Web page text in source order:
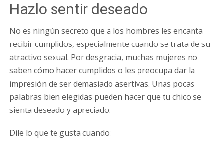
Hazlo sentir deseado
No es ningún secreto que a los hombres les encanta
recibir cumplidos, especialmente cuando se trata de su
atractivo sexual. Por desgracia, muchas mujeres no
saben cómo hacer cumplidos o les preocupa dar la
impresión de ser demasiado asertivas. Unas pocas
palabras bien elegidas pueden hacer que tu chico se
sienta deseado y apreciado.
Dile lo que te gusta cuando: